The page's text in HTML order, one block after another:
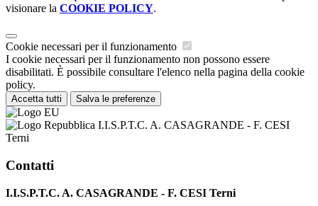
visionare la COOKIE POLICY.
Cookie necessari per il funzionamento
I cookie necessari per il funzionamento non possono essere
disabilitati. È possibile consultare l'elenco nella pagina della cookie
policy.
Accetta tutti Salva le preferenze
I.I.S.P.T.C. A. CASAGRANDE - F. CESI
Terni
Contatti
I.I.S.P.T.C. A. CASAGRANDE - F. CESI Terni